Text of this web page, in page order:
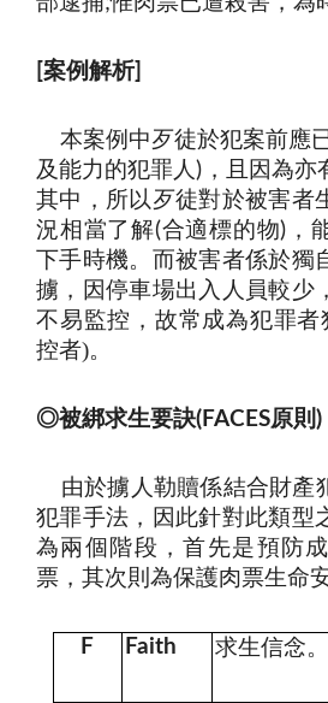
案例解析]
本案例中歹徒於犯案前應
及能力的犯罪人) ，且因為
其中，所以歹徒對於被害者
況相當了解(合適標的物) ，
下手時機。而被害者係於獨
擄，因停車場出入人員較少
不易監控，故常成為犯罪者
控者)。
◎被綁求生要訣(FACES原則 )
由於擄人勒贖係結合財產
犯罪手法，因此針對此類型
為兩個階段，首先是預防
票，其次則為保護肉票生命安
F Faith 求生信念。